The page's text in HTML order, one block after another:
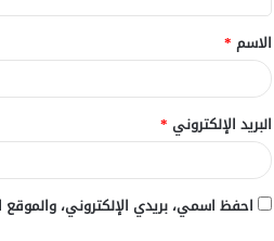
ق
*
الاسم *
البريد الإلكتروني *
احفظ اسمي، بريدي الإلكتروني،